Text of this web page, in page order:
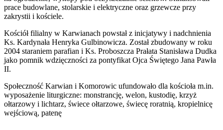
prace budowlane, stolarskie i elektryczne oraz grzewcze przy
zakrystii i kościele.
Kościół filialny w Karwianach powstał z inicjatywy i nadchnienia
Ks. Kardynała Henryka Gulbinowicza. Został zbudowany w roku
2004 staraniem parafian i Ks. Proboszcza Prałata Stanisława Dudka
jako pomnik wdzięczności za pontyfikat Ojca Świętego Jana Pawła
II.
Społeczność Karwian i Komorowic ufundowało dla kościoła m.in.
wyposażenie liturgiczne: monstrancję, welon, kustodię, krzyż
ołtarzowy i lichtarz, świece ołtarzowe, świecę roratnią, kropielnicę
wejściową, patenę